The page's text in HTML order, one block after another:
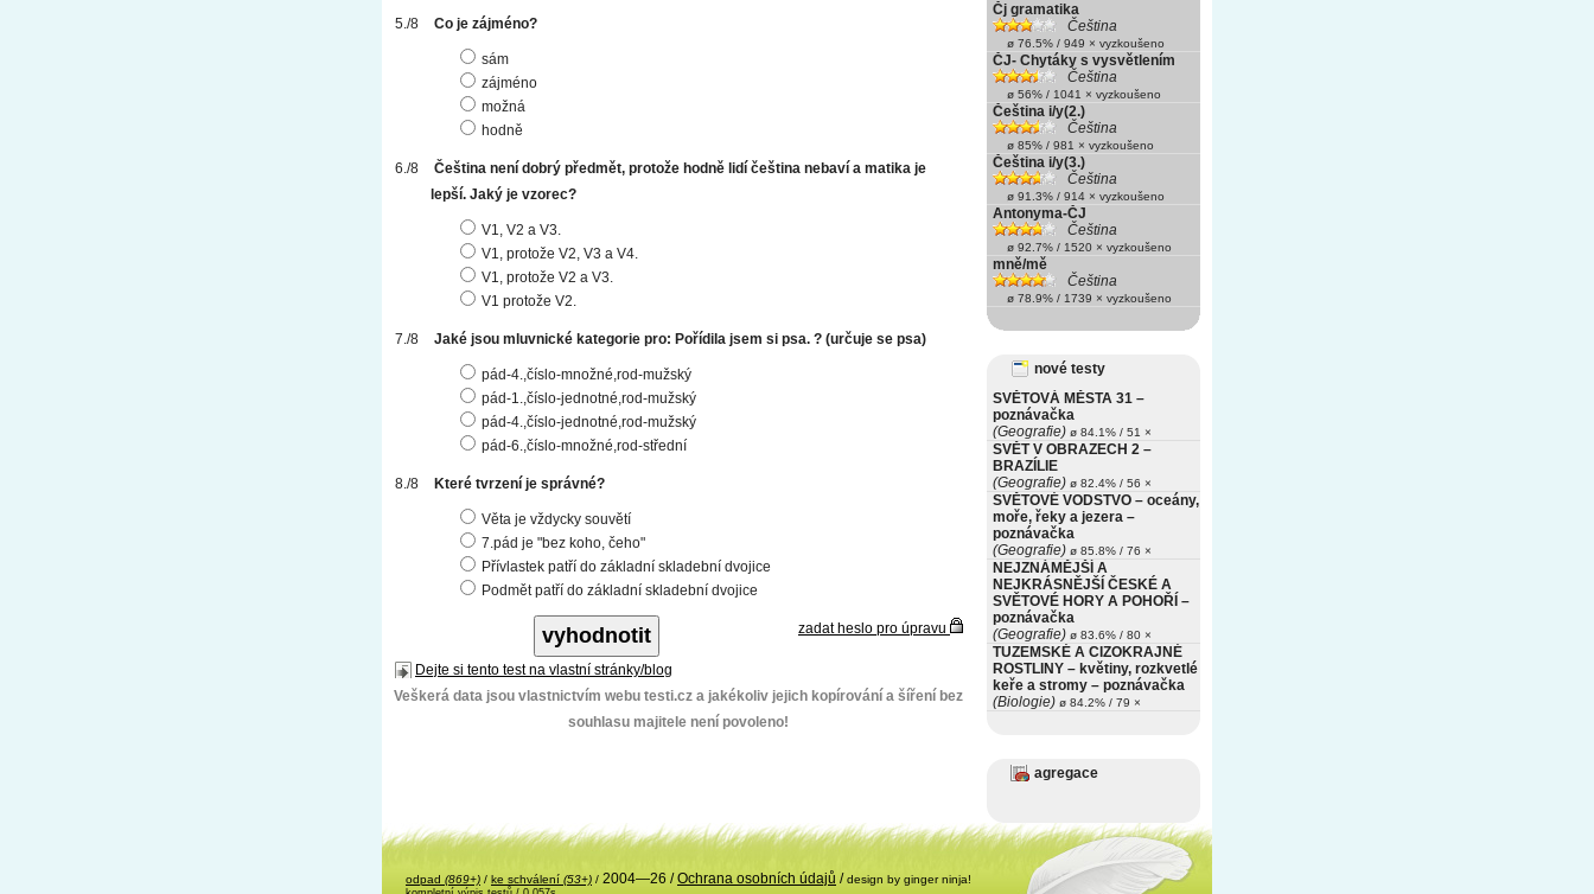
Co je zájméno?
sám
zájméno
možná
hodně
Čeština není dobrý předmět, protože hodně lidí čeština nebaví a matika je
lepší. Jaký je vzorec?
V1, V2 a V3.
V1, protože V2, V3 a V4.
V1, protože V2 a V3.
V1 protože V2.
Jaké jsou mluvnické kategorie pro: Pořídila jsem si psa. ? (určuje se psa)
pád-4.,číslo-množné,rod-mužský
pád-1.,číslo-jednotné,rod-mužský
pád-4.,číslo-jednotné,rod-mužský
pád-6.,číslo-množné,rod-střední
Které tvrzení je správné?
Věta je vždycky souvětí
7.pád je "bez koho, čeho"
Přívlastek patří do základní skladební dvojice
Podmět patří do základní skladební dvojice
zadat heslo pro úpravu
Dejte si tento test na vlastní stránky/blog
Veškerá data jsou vlastnictvím webu testi.cz a jakékoliv jejich kopírování a šíření bez
souhlasu majitele není povoleno!
Čj gramatika
Čeština
ø 76.5% / 949 × vyzkoušeno
ČJ- Chytáky s vysvětlením
Čeština
ø 56% / 1041 × vyzkoušeno
Čeština i/y(2.)
Čeština
ø 85% / 981 × vyzkoušeno
Čeština i/y(3.)
Čeština
ø 91.3% / 914 × vyzkoušeno
Antonyma-ČJ
Čeština
ø 92.7% / 1520 × vyzkoušeno
mně/mě
Čeština
ø 78.9% / 1739 × vyzkoušeno
nové testy
SVĚTOVÁ MĚSTA 31 –
poznávačka
(Geografie) ø 84.1% / 51 ×
SVĚT V OBRAZECH 2 –
BRAZÍLIE
(Geografie) ø 82.4% / 56 ×
SVĚTOVÉ VODSTVO – oceány,
moře, řeky a jezera –
poznávačka
(Geografie) ø 85.8% / 76 ×
NEJZNÁMĚJŠÍ A
NEJKRÁSNĚJŠÍ ČESKÉ A
SVĚTOVÉ HORY A POHOŘÍ –
poznávačka
(Geografie) ø 83.6% / 80 ×
TUZEMSKÉ A CIZOKRAJNÉ
ROSTLINY – květiny, rozkvetlé
keře a stromy – poznávačka
(Biologie) ø 84.2% / 79 ×
agregace
odpad (869+) / ke schválení (53+) / 2004—26 /Ochrana osobních údajů /design by ginger ninja!